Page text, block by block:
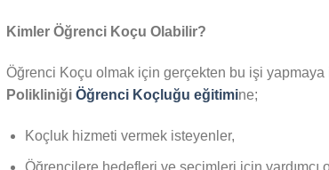
Kimler Öğrenci Koçu Olabilir?
Öğrenci Koçu olmak için gerçekten bu işi yapmaya
Polikliniği Öğrenci Koçluğu eğitimine;
Koçluk hizmeti vermek isteyenler,
Öğrencilere hedefleri ve seçimleri için yardımcı